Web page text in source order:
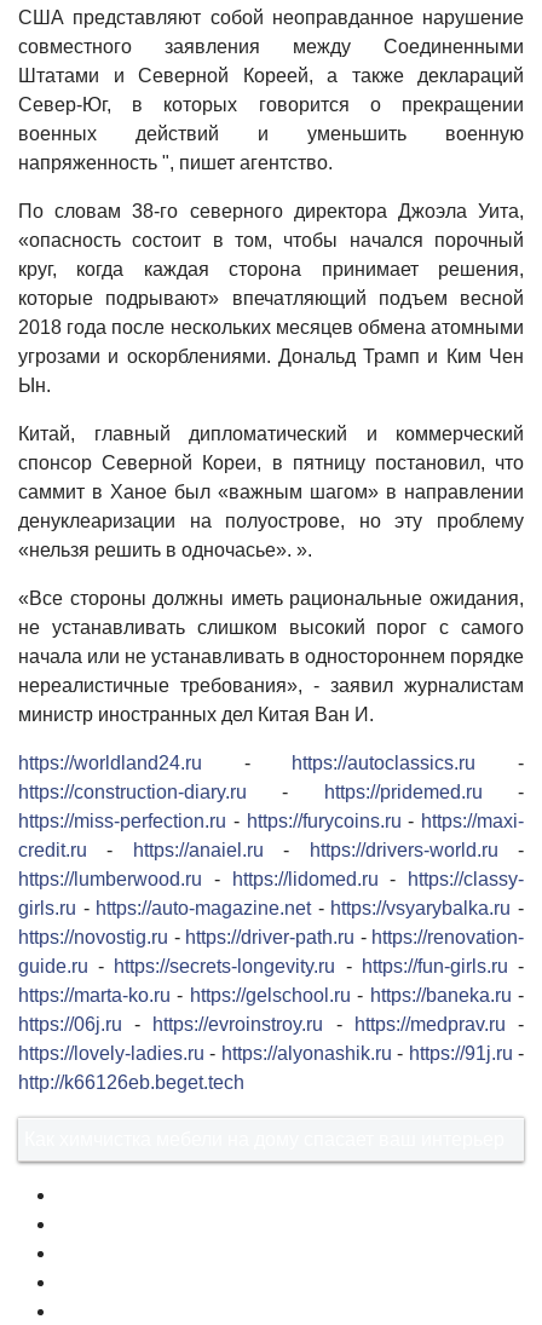
США представляют собой неоправданное нарушение
совместного заявления между Соединенными
Штатами и Северной Кореей, а также деклараций
Север-Юг, в которых говорится о прекращении
военных действий и уменьшить военную
напряженность ", пишет агентство.
По словам 38-го северного директора Джоэла Уита,
«опасность состоит в том, чтобы начался порочный
круг, когда каждая сторона принимает решения,
которые подрывают» впечатляющий подъем весной
2018 года после нескольких месяцев обмена атомными
угрозами и оскорблениями. Дональд Трамп и Ким Чен
Ын.
Китай, главный дипломатический и коммерческий
спонсор Северной Кореи, в пятницу постановил, что
саммит в Ханое был «важным шагом» в направлении
денуклеаризации на полуострове, но эту проблему
«нельзя решить в одночасье». ».
«Все стороны должны иметь рациональные ожидания,
не устанавливать слишком высокий порог с самого
начала или не устанавливать в одностороннем порядке
нереалистичные требования», - заявил журналистам
министр иностранных дел Китая Ван И.
https://worldland24.ru - https://autoclassics.ru -
https://construction-diary.ru - https://pridemed.ru -
https://miss-perfection.ru - https://furycoins.ru - https://maxi-
credit.ru - https://anaiel.ru - https://drivers-world.ru -
https://lumberwood.ru - https://lidomed.ru -
https://classy-
girls.ru - https://auto-magazine.net- https://vsyarybalka.ru -
https://novostig.ru - https://driver-path.ru - https://renovation-
guide.ru - https://secrets-longevity.ru - https://fun-girls.ru -
https://marta-ko.ru - https://gelschool.ru - https://baneka.ru -
https://06j.ru - https://evroinstroy.ru - https://medprav.ru -
https://lovely-ladies.ru - https://alyonashik.ru - https://91j.ru -
http://k66126eb.beget.tech